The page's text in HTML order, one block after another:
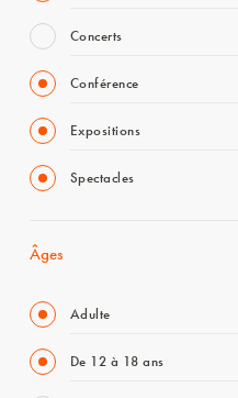
Concerts
Conférence
Expositions
Spectacles
Âges
Adulte
De 12 à 18 ans